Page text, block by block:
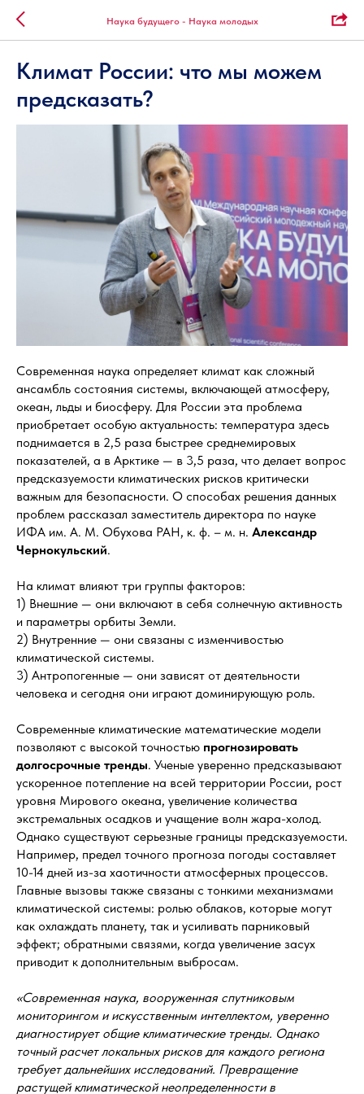
Наука будущего - Наука молодых
Климат России: что мы можем
предсказать?
Современная наука определяет климат как сложный
ансамбль состояния системы, включающей атмосферу,
океан, льды и биосферу. Для России эта проблема
приобретает особую актуальность: температура здесь
поднимается в 2,5 раза быстрее среднемировых
показателей, а в Арктике — в 3,5 раза, что делает вопрос
предсказуемости климатических рисков критически
важным для безопасности. О способах решения данных
проблем рассказал заместитель директора по науке
ИФА им. А. М. Обухова РАН, к. ф. – м. н. Александр
Чернокульский.
На климат влияют три группы факторов:
1) Внешние — они включают в себя солнечную активность
и параметры орбиты Земли.
2) Внутренние — они связаны с изменчивостью
климатической системы.
3) Антропогенные — они зависят от деятельности
человека и сегодня они играют доминирующую роль.
Современные климатические математические модели
позволяют с высокой точностью прогнозировать
долгосрочные тренды. Ученые уверенно предсказывают
ускоренное потепление на всей территории России, рост
уровня Мирового океана, увеличение количества
экстремальных осадков и учащение волн жара-холод.
Однако существуют серьезные границы предсказуемости.
Например, предел точного прогноза погоды составляет
10-14 дней из-за хаотичности атмосферных процессов.
Главные вызовы также связаны с тонкими механизмами
климатической системы: ролью облаков, которые могут
как охлаждать планету, так и усиливать парниковый
эффект; обратными связями, когда увеличение засух
приводит к дополнительным выбросам.
«Современная наука, вооруженная спутниковым
мониторингом и искусственным интеллектом, уверенно
диагностирует общие климатические тренды. Однако
точный расчет локальных рисков для каждого региона
требует дальнейших исследований. Превращение
растущей климатической неопределенности в